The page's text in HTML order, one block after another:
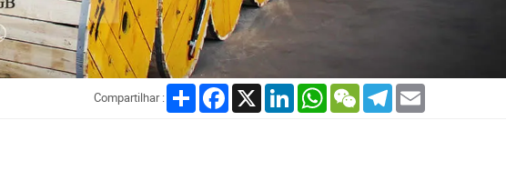
Compartilhar : Share Facebook
X LinkedInWhatsAppWeChatTelegram